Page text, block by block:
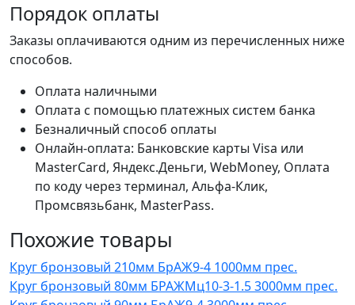
Порядок оплаты
Заказы оплачиваются одним из перечисленных ниже
способов.
Оплата наличными
Оплата с помощью платежных систем банка
Безналичный способ оплаты
Онлайн-оплата: Банковские карты Visa или
MasterCard, Яндекс.Деньги, WebMoney, Оплата
по коду через терминал, Альфа-Клик,
Промсвязьбанк, MasterPass.
Похожие товары
Круг бронзовый 210мм БрАЖ9-4 1000мм прес.
Круг бронзовый 80мм БРАЖМц10-3-1.5 3000мм прес.